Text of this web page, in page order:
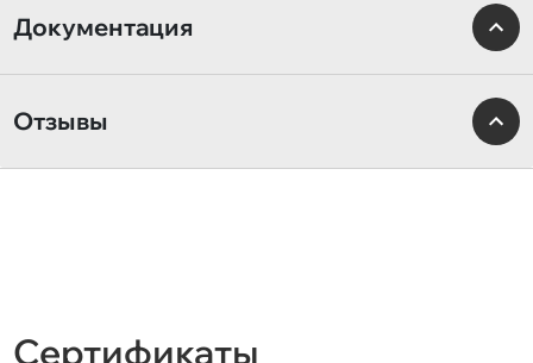
Документация
Отзывы
Сертификаты